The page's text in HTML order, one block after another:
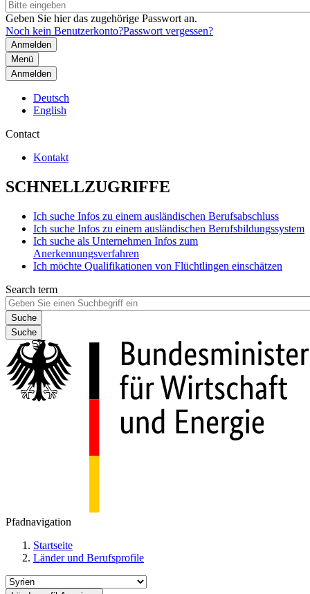
Geben Sie hier das zugehörige Passwort an.
Noch kein Benutzerkonto?Passwort vergessen?
Menü
Anmelden
Deutsch
English
Contact
Kontakt
SCHNELLZUGRIFFE
Ich suche Infos zu einem ausländischen Berufsabschluss
Ich suche Infos zu einem ausländischen Berufsbildungssystem
Ich suche als Unternehmen Infos zum
Anerkennungsverfahren
Ich möchte Qualifikationen von Flüchtlingen einschätzen
Search term
Suche
Pfadnavigation
Startseite
Länder und Berufsprofile